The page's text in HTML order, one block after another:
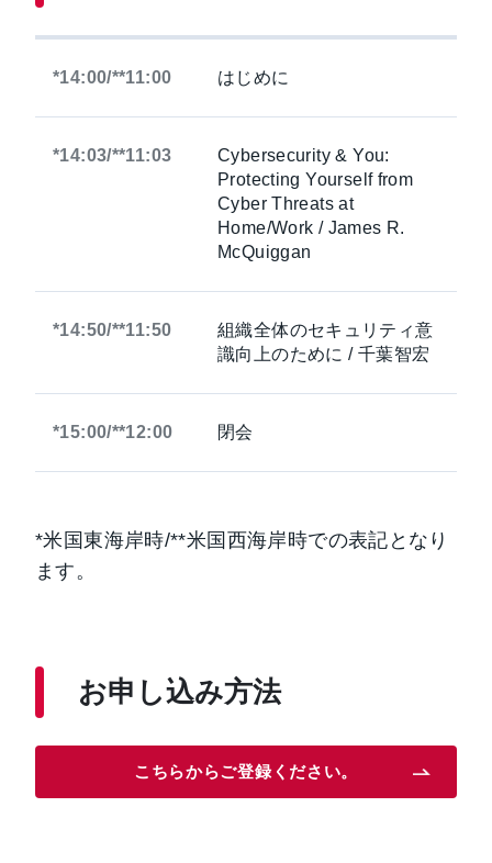
*14:00/**11:00 はじめに
*14:03/**11:03
Cybersecurity & You:
Protecting Yourself from
Cyber Threats at
Home/Work / James R.
McQuiggan
*14:50/**11:50
組織全体のセキュリティ意
識向上のために / 千葉智宏
*15:00/**12:00 閉会
*米国東海岸時/**米国西海岸時での表記となり
ます。
お申し込み方法
こちらからご登録ください。